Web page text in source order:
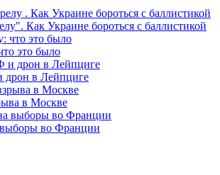
Как Украине бороться с баллистикой
это было
дрон в Лейпциге
в Москве
во Франции